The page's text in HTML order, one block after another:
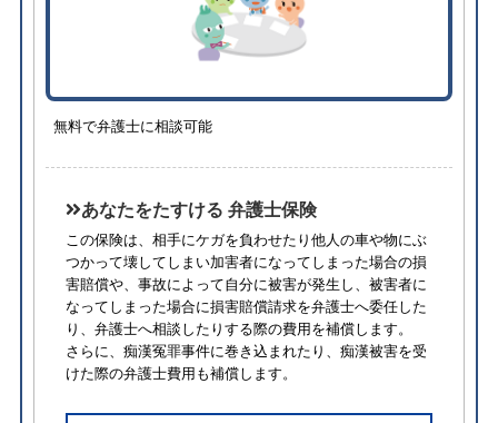
無料で弁護士に相談可能
あなたをたすける 弁護士保険
この保険は、相手にケガを負わせたり他人の車や物にぶ
つかって壊してしまい加害者になってしまった場合の損
害賠償や、事故によって自分に被害が発生し、被害者に
なってしまった場合に損害賠償請求を弁護士へ委任した
り、弁護士へ相談したりする際の費用を補償します。
さらに、痴漢冤罪事件に巻き込まれたり、痴漢被害を受
けた際の弁護士費用も補償します。